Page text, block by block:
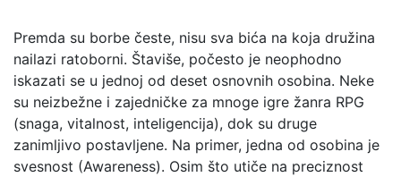
Premda su borbe česte, nisu sva bića na koja družina
nailazi ratoborni. Štaviše, počesto je neophodno
iskazati se u jednoj od deset osnovnih osobina. Neke
su neizbežne i zajedničke za mnoge igre žanra RPG
(snaga, vitalnost, inteligencija), dok su druge
zanimljivo postavljene. Na primer, jedna od osobina je
svesnost (Awareness). Osim što utiče na preciznost